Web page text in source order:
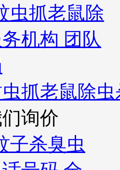
抓老鼠除
询价